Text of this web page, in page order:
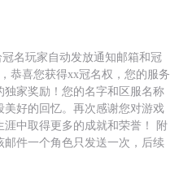
名玩家自动发放通知邮箱和冠
恭喜您获得xx冠名权，您的服务
家奖励！您的名字和区服名称
好的回忆。再次感谢您对游戏
中取得更多的成就和荣誉！ 附
件一个角色只发送一次，后续